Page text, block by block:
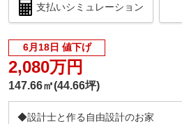
支払いシミュレーション
6月18日 値下げ
2,080万円
147.66㎡(44.66坪)
◆設計士と作る自由設計のお家